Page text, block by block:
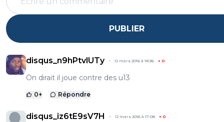
PUBLIER
disqus_n9hPtvlUTy 12 mars 2016 à 18:36 + 0
On dirait il joue contre des u13
0+ Répondre
disqus_iz6tE9sV7H 12 mars 2016 à 17:08 + 0